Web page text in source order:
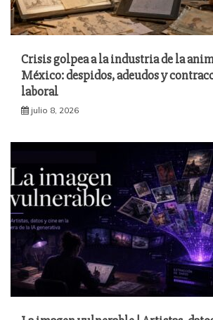
Crisis golpea a la industria de la
México: despidos, adeudos y
laboral
julio 8, 2026